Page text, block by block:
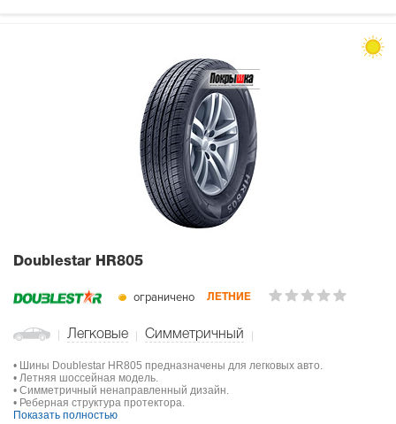
Doublestar HR805
ограничено ЛЕТНИЕ
Легковые Симметричный
• Шины Doublestar HR805 предназначены для легковых авто.
• Летняя шоссейная модель.
• Симметричный ненаправленный дизайн.
• Реберная структура протектора.
Показать полностью